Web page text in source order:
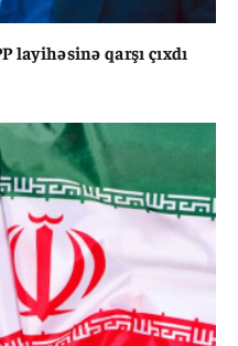
layihəsinə qarşı çıxdı